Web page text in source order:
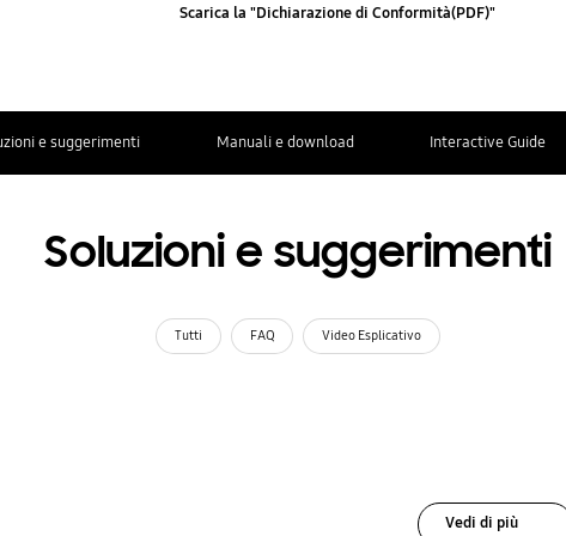
Scarica la "Dichiarazione di Conformità(PDF)"
e suggerimenti Manuali e download Interactive Guide
Soluzioni e suggerimenti
Tutti FAQ Video Esplicativo
Vedi di più